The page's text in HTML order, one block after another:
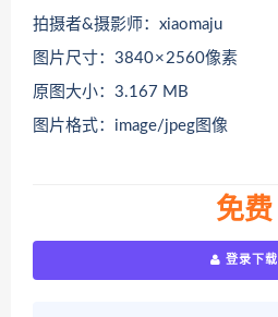
拍摄者&摄影师：xiaomaju
图片尺寸：3840 × 2560像素
原图大小：3.167 MB
图片格式：image/jpeg图像
免费
登录下载